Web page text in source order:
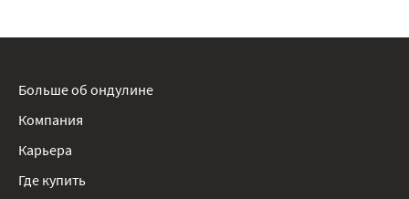
Больше об ондулине
Компания
Карьера
Где купить